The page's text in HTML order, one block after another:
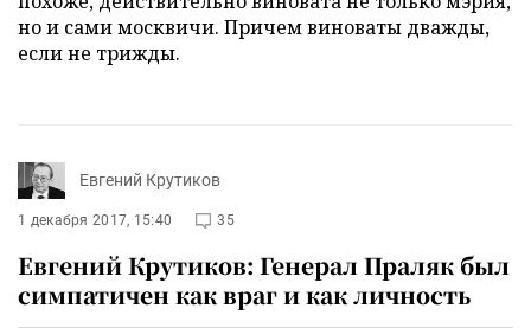
но и сами москвичи. Причем виноваты дважды,
если не трижды.
Евгений Крутиков
1 декабря 2017, 15:40 35
Евгений Крутиков: Генерал Праляк был
симпатичен как враг и как личность